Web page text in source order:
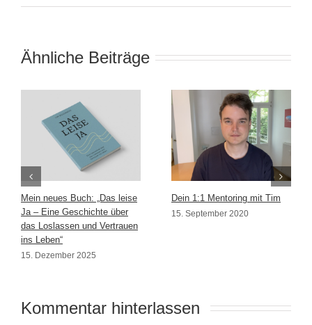
Ähnliche Beiträge
Mein neues Buch: „Das leise
Ja – Eine Geschichte über
das Loslassen und Vertrauen
ins Leben“
15. Dezember 2025
Dein 1:1 Mentoring mit Tim
15. September 2020
Kommentar hinterlassen